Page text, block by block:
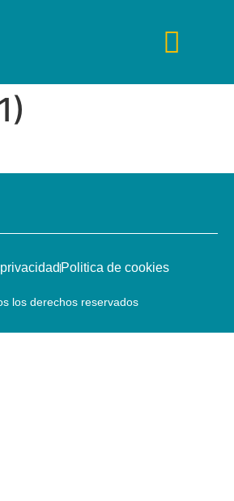
Politica de cookies
los derechos reservados